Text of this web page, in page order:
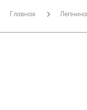
Главная Лепнина